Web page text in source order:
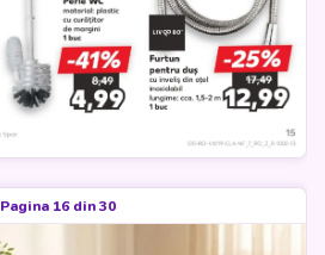
Pagina 16 din 30